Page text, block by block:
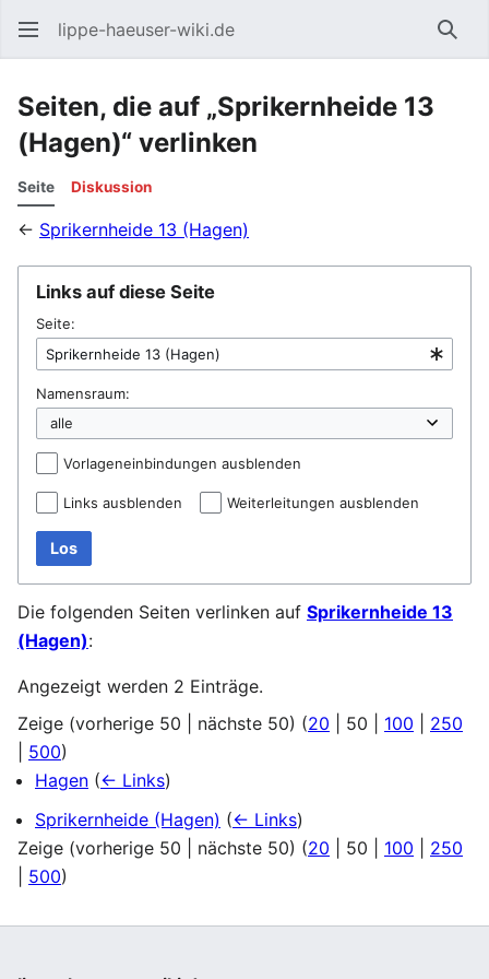
lippe-haeuser-wiki.de
Seiten, die auf „Sprikernheide 13
(Hagen)“ verlinken
Seite Diskussion
← Sprikernheide 13 (Hagen)
Links auf diese Seite
Seite:
Namensraum:
Vorlageneinbindungen ausblenden
Links ausblenden Weiterleitungen ausblenden
Los
Die folgenden Seiten verlinken auf Sprikernheide 13
(Hagen):
Angezeigt werden 2 Einträge.
Zeige (vorherige 50 nächste 50) (20 50 100
250
500)
Hagen (← Links)
Sprikernheide (Hagen) (← Links)
Zeige (vorherige 50 nächste 50) (20 50 100
250
500)